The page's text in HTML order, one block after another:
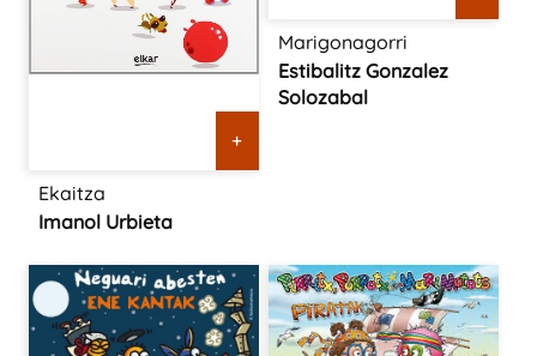
+
Ekaitza
Imanol Urbieta
Marigonagorri
Estibalitz Gonzalez
Solozabal